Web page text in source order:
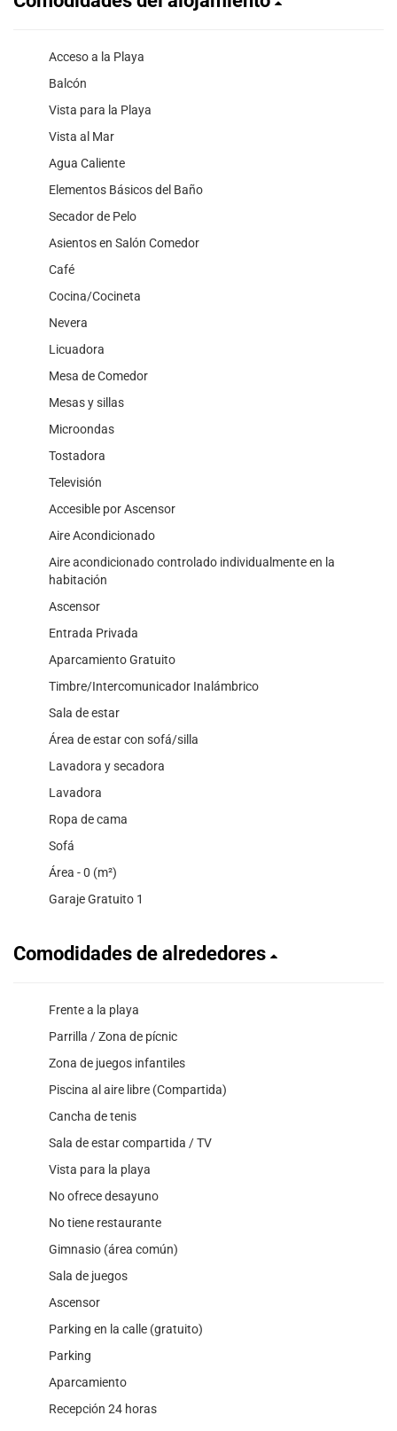
Acceso a la Playa
Balcón
Vista para la Playa
Vista al Mar
Agua Caliente
Elementos Básicos del Baño
Secador de Pelo
Asientos en Salón Comedor
Café
Cocina/Cocineta
Nevera
Licuadora
Mesa de Comedor
Mesas y sillas
Microondas
Tostadora
Televisión
Accesible por Ascensor
Aire Acondicionado
Aire acondicionado controlado individualmente en la
habitación
Ascensor
Entrada Privada
Aparcamiento Gratuito
Timbre/Intercomunicador Inalámbrico
Sala de estar
Área de estar con sofá/silla
Lavadora y secadora
Lavadora
Ropa de cama
Sofá
Área - 0 (m²)
Garaje Gratuito 1
Comodidades de alrededores
Frente a la playa
Parrilla / Zona de pícnic
Zona de juegos infantiles
Piscina al aire libre (Compartida)
Cancha de tenis
Sala de estar compartida / TV
Vista para la playa
No ofrece desayuno
No tiene restaurante
Gimnasio (área común)
Sala de juegos
Ascensor
Parking en la calle (gratuito)
Parking
Aparcamiento
Recepción 24 horas